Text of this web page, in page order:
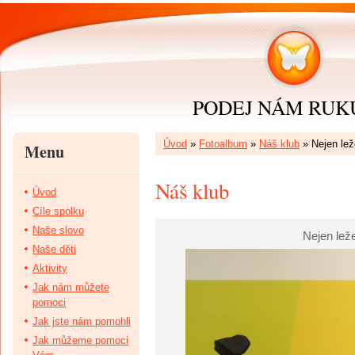
PODEJ NÁM
Úvod » Fotoalbum » Náš klub » Nejen
Náš klub
Nejen
Menu
Úvod
Cíle spolku
Naše slovo
Naše děti
Aktivity
Jak nám můžete
pomoci
Jak jste nám pomohli
Jak můžeme pomoci